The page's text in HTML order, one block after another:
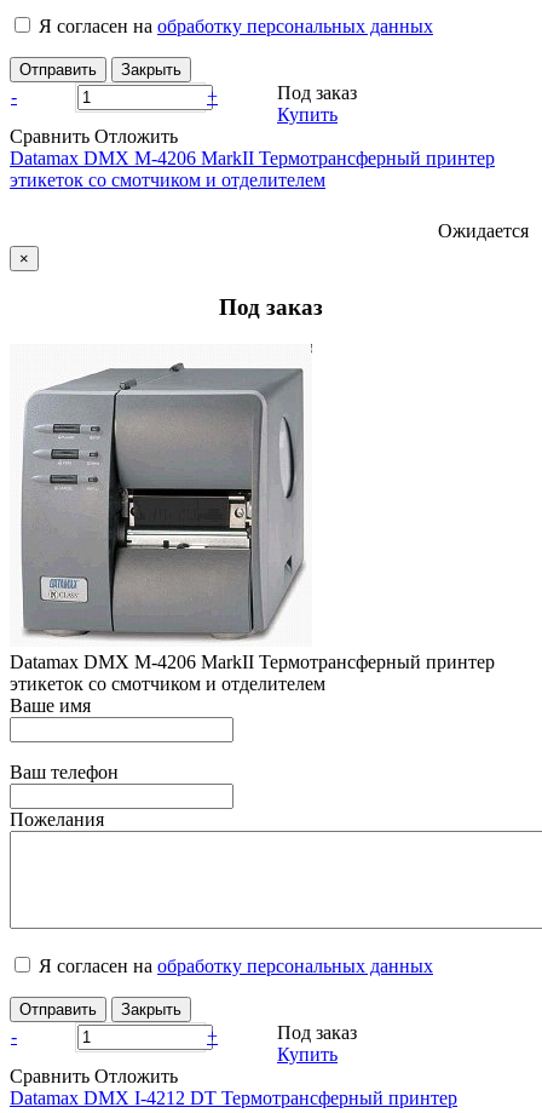
Я согласен на обработку персональных данных
Отправить Закрыть
- +
Под заказ
Купить
Сравнить Отложить
Datamax DMX M-4206 MarkII Термотрансферный принтер
этикеток со смотчиком и отделителем
Ожидается
×
Под заказ
Datamax DMX M-4206 MarkII Термотрансферный принтер
этикеток со смотчиком и отделителем
Ваше имя
Ваш телефон
Пожелания
Я согласен на обработку персональных данных
Отправить Закрыть
- +
Под заказ
Купить
Сравнить Отложить
Datamax DMX I-4212 DT Термотрансферный принтер